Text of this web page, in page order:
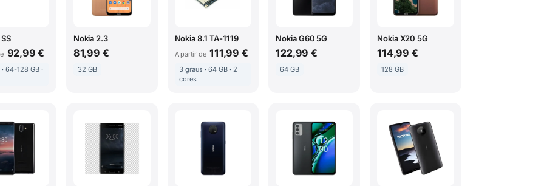
92,99 €
64-128 GB ·
Nokia 2.3
81,99 €
32 GB
Nokia 8.1 TA-1119
A partir de 111,99 €
3 graus · 64 GB · 2
cores
Nokia G60 5G
122,99 €
64 GB
Nokia X20 5G
114,99 €
128 GB